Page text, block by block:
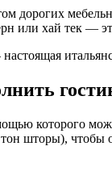
дорогих
или хай тек —
которого
шторы), чтобы